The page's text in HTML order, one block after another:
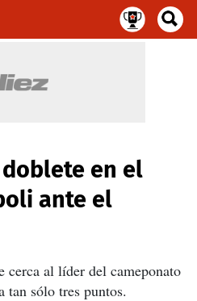
en el
ante el
cerca al líder del cameponato
tan sólo tres puntos.